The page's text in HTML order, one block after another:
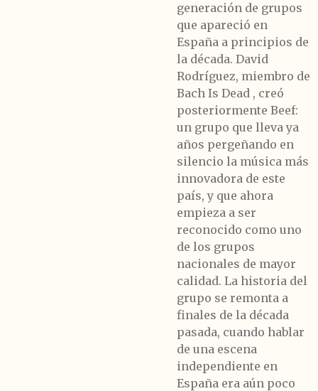
generación de grupos
que apareció en
España a principios de
la década. David
Rodríguez, miembro de
Bach Is Dead , creó
posteriormente Beef:
un grupo que lleva ya
años pergeñando en
silencio la música más
innovadora de este
país, y que ahora
empieza a ser
reconocido como uno
de los grupos
nacionales de mayor
calidad. La historia del
grupo se remonta a
finales de la década
pasada, cuando hablar
de una escena
independiente en
España era aún poco